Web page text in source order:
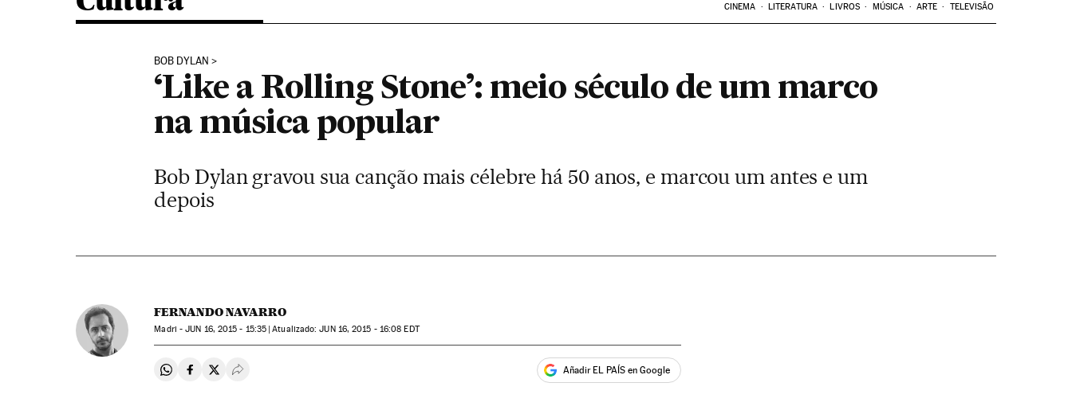
CINEMA LITERATURA LIVROS MÚSICA ARTE TELEVISÃO
BOB DYLAN
‘Like a Rolling Stone’: meio século de um marco
na música popular
Bob Dylan gravou sua canção mais célebre há 50 anos, e marcou um antes e um
depois
FERNANDO NAVARRO
Madri -JUN 16, 2015 - 15:35 atualizado: JUN16, 2015 - 16:08 EDT
Compartir en Whatsapp
Compartir en Facebook
Compartir en Twitter
Desplegar Redes Sociales Añadir EL PAÍS en Google